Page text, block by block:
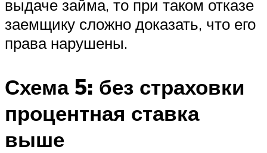
выдаче займа, то при таком отказе
заемщику сложно доказать, что его
права нарушены.
Схема 5: без страховки
процентная ставка
выше